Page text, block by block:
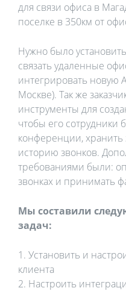
для связи офиса в
поселке в 350км от
Нужно было
связать удаленные
интегрировать новую
Москве). Так же
инструменты для
чтобы его сотрудники
конференции, хранить
историю звонков.
требованиями были:
звонках и принимать
Мы составили
задач:
1. Установить и
клиента
2. Настроить